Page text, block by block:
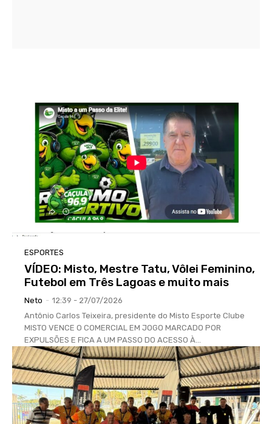
ESPORTES
VÍDEO: Misto, Mestre Tatu, Vôlei Feminino,
Futebol em Três Lagoas e muito mais
Neto - 12:39 - 27/07/2026
Antônio Carlos Teixeira, presidente do Misto Esporte Clube
MISTO VENCE O COMERCIAL EM JOGO MARCADO POR
EXPULSÕES E FICA A UM PASSO DO ACESSO À...